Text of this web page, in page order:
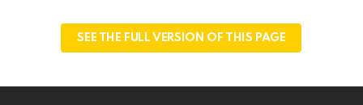
SEE THE FULL VERSION OF THIS PAGE